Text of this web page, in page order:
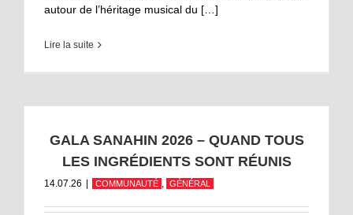
autour de l’héritage musical du […]
Lire la suite
GALA SANAHIN 2026 – QUAND TOUS
LES INGRÉDIENTS SONT RÉUNIS
14.07.26 COMMUNAUTÉ , GÉNÉRAL